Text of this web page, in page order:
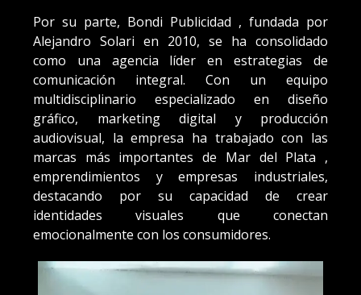
Por su parte, Bondi Publicidad , fundada por
Alejandro Solari en 2010, se ha consolidado
como una agencia líder en estrategias de
comunicación integral. Con un equipo
multidisciplinario especializado en diseño
gráfico, marketing digital y producción
audiovisual, la empresa ha trabajado con las
marcas más importantes de Mar del Plata ,
emprendimientos y empresas industriales,
destacando por su capacidad de crear
identidades visuales que conectan
emocionalmente con los consumidores.